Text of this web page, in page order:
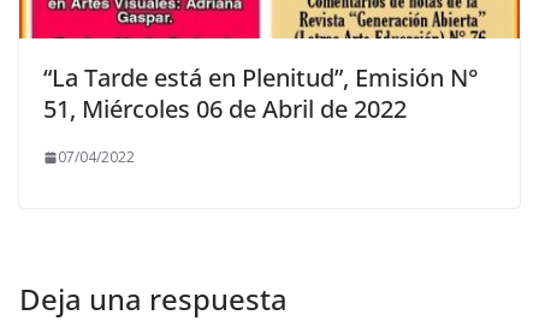
“La Tarde está en Plenitud”, Emisión N°
51, Miércoles 06 de Abril de 2022
07/04/2022
Deja una respuesta